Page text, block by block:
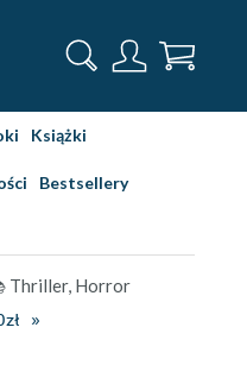
Książki
Bestsellery
Thriller, Horror